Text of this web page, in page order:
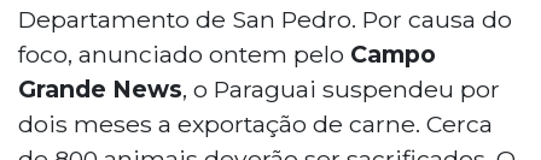
Departamento de San Pedro. Por causa do
foco, anunciado ontem pelo Campo
Grande News, o Paraguai suspendeu por
dois meses a exportação de carne. Cerca